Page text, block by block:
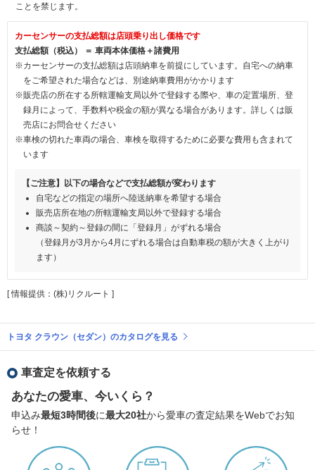
ことを禁じます。
カーセンサーの支払総額は店頭乗り出し価格です
支払総額（税込） ＝ 車両本体価格＋諸費用
※カーセンサーの支払総額は店頭納車を前提にしています。自宅への納車
をご希望された場合などは、別途納車費用がかかります
※販売店の所在する所轄運輸支局以外で登録する際や、車の定置場所、登
録月によって、手数料や税金の額が異なる場合があります。詳しくは販
売店にお問合せください
※車検の切れた車両の場合、車検を取得するために必要な費用も含まれて
います
【ご注意】以下の場合などで支払総額が変わります
自宅などの指定の場所へ陸送納車を希望する場合
販売店所在地の所轄運輸支局以外で登録する場合
商談～契約～登録の間に「登録月」がずれる場合
（登録月が3月から4月にずれる場合は自動車税の額が大きく上がり
ます）
[ 情報提供：(株)リクルート ]
トヨタ クラウン（セダン）のカタログを見る
車査定を依頼する
あなたの愛車、今いくら？
申込み最短3時間後に最大20社から愛車の査定結果をWebでお知
らせ！